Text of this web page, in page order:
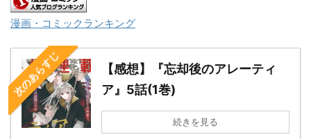
漫画・コミックランキング
次のあらすじ
【感想】『忘却後のアレーティ
ア』5話(1巻)
続きを見る